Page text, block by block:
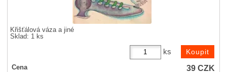
Křišťálová váza a jiné
Sklad: 1 ks
ks
Cena 39CZK